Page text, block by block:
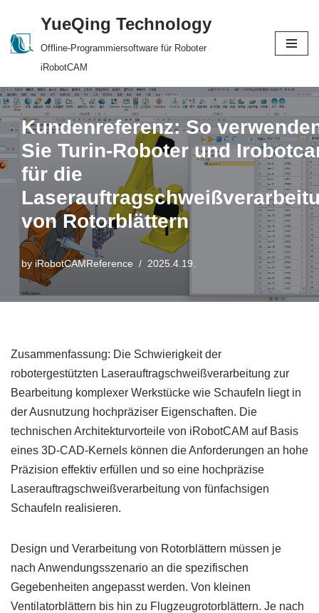
Skip
YueQing Technology
Offline-Programmiersoftware für Roboter
iRobotCAM
Kundenreferenz: So
Sie Turin-Roboter und
für die
von Rotorblättern
by iRobotCAMReference 2025.4.19.
Zusammenfassung: Die Schwierigkeit der
robotergestützten Laserauftragschweißverarbeitung zur
Bearbeitung komplexer Werkstücke wie Schaufeln liegt in
der Ausnutzung hochpräziser Eigenschaften. Die
technischen Architekturvorteile von iRobotCAM auf Basis
eines 3D-CAD-Kernels können die Anforderungen an hohe
Präzision effektiv erfüllen und so eine hochpräzise
Laserauftragschweißverarbeitung von fünfachsigen
Schaufeln realisieren.
Design und Verarbeitung von Rotorblättern müssen je
nach Anwendungsszenario an die spezifischen
Gegebenheiten angepasst werden. Von kleinen
Ventilatorblättern bis hin zu Flugzeugrotorblättern. Je nach